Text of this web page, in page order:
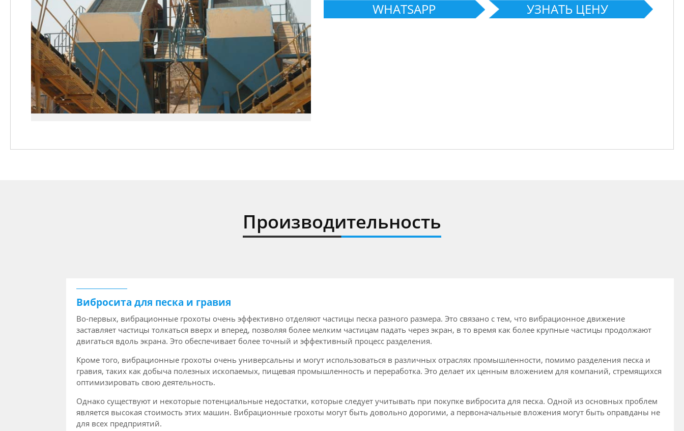
WHATSAPP УЗНАТЬ ЦЕНУ
Производительность
Вибросита для песка и гравия
Во-первых, вибрационные грохоты очень эффективно отделяют частицы песка разного размера. Это связано с тем, что вибрационное движение
заставляет частицы толкаться вверх и вперед, позволяя более мелким частицам падать через экран, в то время как более крупные частицы продолжают
двигаться вдоль экрана. Это обеспечивает более точный и эффективный процесс разделения.
Кроме того, вибрационные грохоты очень универсальны и могут использоваться в различных отраслях промышленности, помимо разделения песка и
гравия, таких как добыча полезных ископаемых, пищевая промышленность и переработка. Это делает их ценным вложением для компаний, стремящихся
оптимизировать свою деятельность.
Однако существуют и некоторые потенциальные недостатки, которые следует учитывать при покупке вибросита для песка. Одной из основных проблем
является высокая стоимость этих машин. Вибрационные грохоты могут быть довольно дорогими, а первоначальные вложения могут быть оправданы не
для всех предприятий.